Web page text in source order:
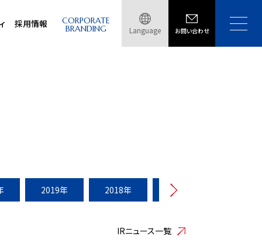
採用情報 CORPORATE
BRANDING Language お問い合わせ
2019年 2018年 2017年
IRニュース一覧